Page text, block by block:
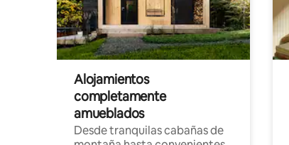
Alojamientos
completamente
amueblados
Desde tranquilas cabañas de